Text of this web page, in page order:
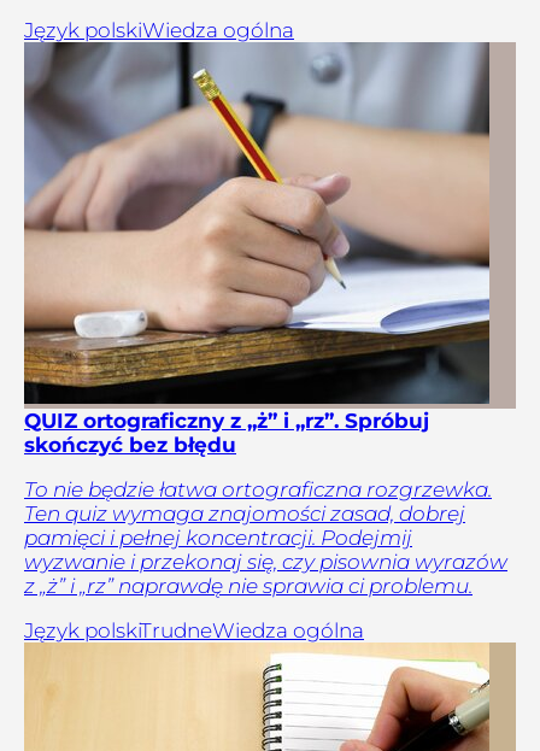
Język polskiWiedza ogólna
QUIZ ortograficzny z „ż” i „rz”. Spróbuj
skończyć bez błędu
To nie będzie łatwa ortograficzna rozgrzewka.
Ten quiz wymaga znajomości zasad, dobrej
pamięci i pełnej koncentracji. Podejmij
wyzwanie i przekonaj się, czy pisownia wyrazów
z „ż” i „rz” naprawdę nie sprawia ci problemu.
Język polskiTrudneWiedza ogólna